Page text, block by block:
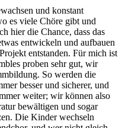
und konstant
es viele Chöre gibt und
hier die Chance, dass das
entwickeln und aufbauen
entstanden. Für mich ist
proben sehr gut, wir
So werden die
besser und sicherer, und
weiter; wir können also
bewältigen und sogar
Die Kinder wechseln